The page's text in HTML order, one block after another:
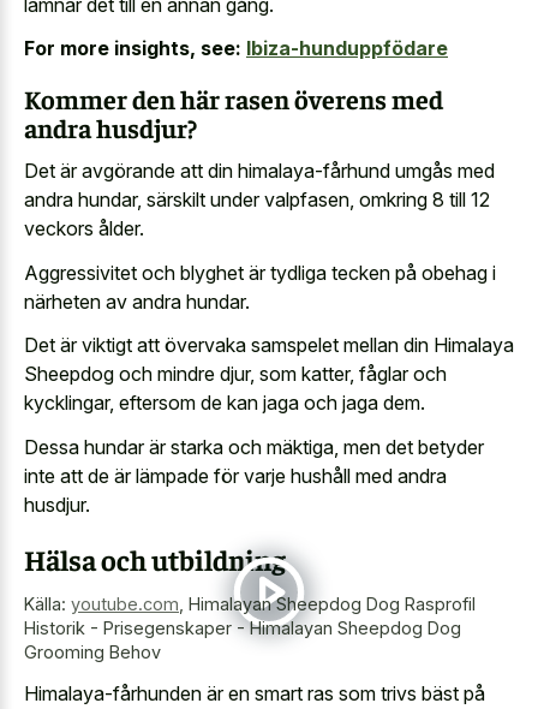
For more insights, see: Ibiza-hunduppfödare
Kommer den här rasen överens med
andra husdjur?
Det är avgörande att din himalaya-fårhund umgås med
andra hundar, särskilt under valpfasen, omkring 8 till 12
veckors ålder.
Aggressivitet och blyghet är tydliga tecken på obehag i
närheten av andra hundar.
Det är viktigt att övervaka samspelet mellan din Himalaya
Sheepdog och mindre djur, som katter, fåglar och
kycklingar, eftersom de kan jaga och jaga dem.
Dessa hundar är starka och mäktiga, men det betyder
inte att de är lämpade för varje hushåll med andra
husdjur.
Hälsa och utbildning
Källa: youtube.com Himalayan Sheepdog Dog Rasprofil
Historik - Prisegenskaper - Himalayan Sheepdog Dog
Grooming Behov
Himalaya-fårhunden är en smart ras som trivs bäst på